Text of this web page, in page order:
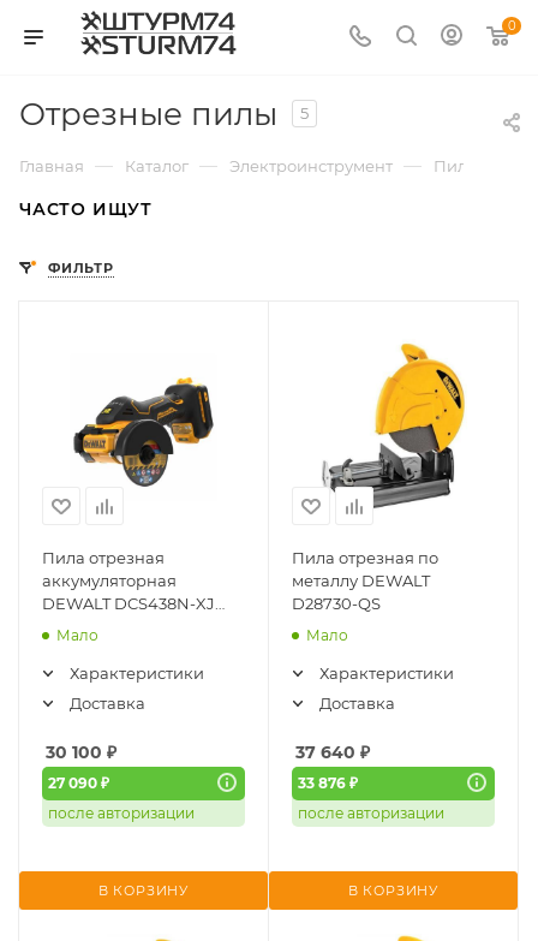
0
Отрезные пилы 5
Главная — Каталог — Электроинструмент — Пилы
ЧАСТО ИЩУТ
ФИЛЬТР
Пила отрезная
аккумуляторная
DEWALT DCS438N-XJ
(18В, 76мм, 20000об/
Мало
Характеристики
Доставка
30 100 ₽
27 090 ₽
после авторизации
В КОРЗИНУ
Пила отрезная по
металлу DEWALT
D28730-QS
Мало
Характеристики
Доставка
37 640 ₽
33 876 ₽
после авторизации
В КОРЗИНУ